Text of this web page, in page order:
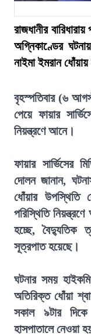
রাজধানীর
অগ্নিকাণ্ডের
নাইমা ইমরান
বৃহস্পতিবার (৬
পেয়ে ফায়ার
নিয়ন্ত্রণে আনে।
ফায়ার সার্ভিসের
দোলন জানান,
ধোঁয়ার উপস্থিতি
পরিস্থিতি
হচ্ছে, বৈদ্যুতিক
সূত্রপাত হয়েছে।
ঘটনার সময়
অতিরিক্ত ধোঁয়া
সকাল ৯টার দিকে
হাসপাতালে নেওয়া